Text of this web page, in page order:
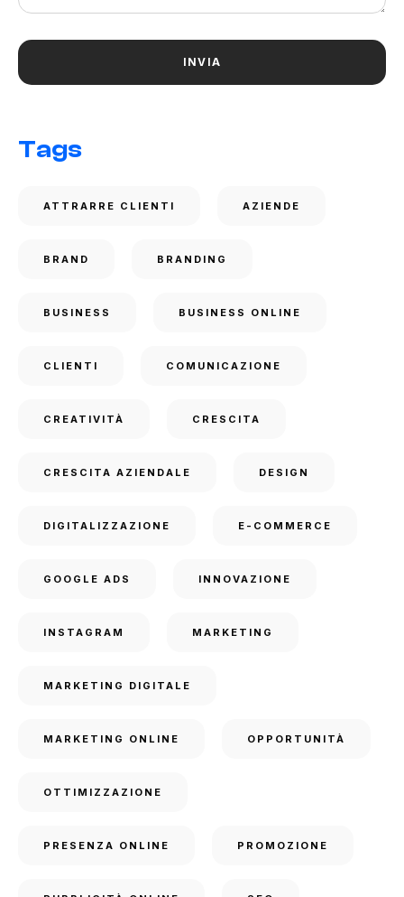
Tags
ATTRARRE CLIENTI AZIENDE
BRAND BRANDING
BUSINESS BUSINESS ONLINE
CLIENTI COMUNICAZIONE
CREATIVITÀ CRESCITA
CRESCITA AZIENDALE DESIGN
DIGITALIZZAZIONE E-COMMERCE
GOOGLE ADS INNOVAZIONE
INSTAGRAM MARKETING
MARKETING DIGITALE
MARKETING ONLINE OPPORTUNITÀ
OTTIMIZZAZIONE
PRESENZA ONLINE PROMOZIONE